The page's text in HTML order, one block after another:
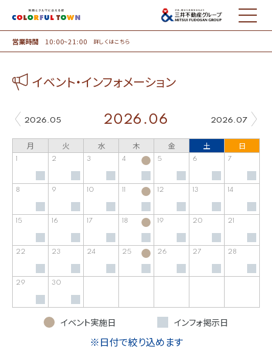
MENU
営業時間 10:00~21:00 詳しくはこちら
イベント・インフォメーション
2026.05 2026.07
2026.06
月 火 水 木 金 土 日
1 2 3 4 5 6 7
8 9 10 11 12 13 14
15 16 17 18 19 20 21
22 23 24 25 26 27 28
29 30
イベント実施日 インフォ掲示日
※日付で絞り込めます